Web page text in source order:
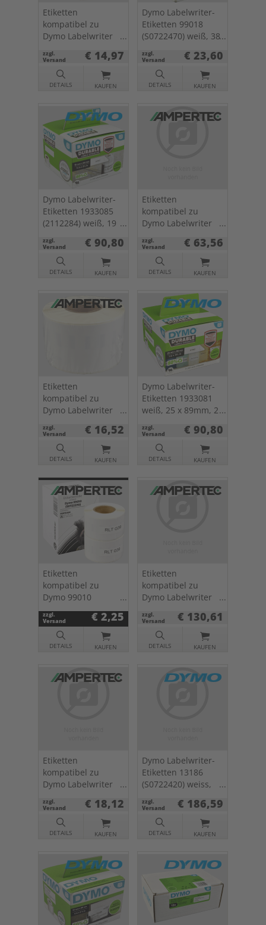
Etiketten
kompatibel zu
Dymo Labelwriter
54mm 1 x 160 St.
zzgl.
Versand
€ 14,97
DETAILS KAUFEN
Dymo Labelwriter-
Etiketten 99018
(S0722470) weiß, 38
zzgl.
Versand
€ 23,60
DETAILS KAUFEN
Dymo Labelwriter-
Etiketten 1933085
(2112284) weiß, 19
zzgl.
Versand
€ 90,80
DETAILS KAUFEN
Etiketten
kompatibel zu
Dymo Labelwriter
89mm, 2 x 350 St.
zzgl.
Versand
€ 63,56
DETAILS KAUFEN
Etiketten
kompatibel zu
Dymo Labelwriter
weiß, 38 x 190mm,
110 St.
zzgl.
Versand
€ 16,52
DETAILS KAUFEN
Dymo Labelwriter-
Etiketten 1933081
weiß, 25 x 89mm, 2
zzgl.
Versand
€ 90,80
DETAILS KAUFEN
Etiketten
kompatibel zu
Dymo 99010
(S0722370) 89 x
28mm 2 x 130 St.
zzgl.
Versand
€ 2,25
DETAILS KAUFEN
Etiketten
kompatibel zu
Dymo Labelwriter
weiss, 54 x 101mm,
12 x 220 St.
zzgl.
Versand
€ 130,61
DETAILS KAUFEN
Etiketten
kompatibel zu
Dymo Labelwriter
190mm 1 x 110 St.
zzgl.
Versand
€ 18,12
DETAILS KAUFEN
Dymo Labelwriter-
Etiketten 13186
(S0722420) weiss,
220 St.
zzgl.
Versand
€ 186,59
DETAILS KAUFEN